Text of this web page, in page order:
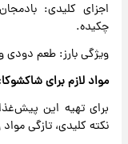
اجزای کلیدی:
چکیده.
ویژگی بارز: طعم دودی
مواد لازم برای
برای تهیه این
نکته کلیدی، تازگی